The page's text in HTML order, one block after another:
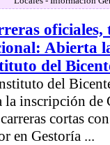
oficiales,
Abierta
del
del
la inscripción
cortas
en Gestoría ...